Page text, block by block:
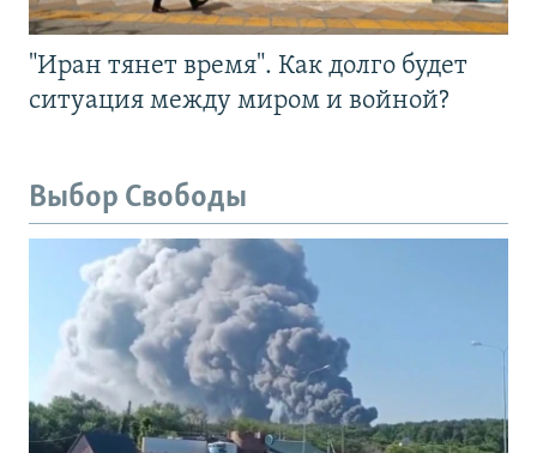
"Иран тянет время". Как долго будет
ситуация между миром и войной?
Выбор Свободы